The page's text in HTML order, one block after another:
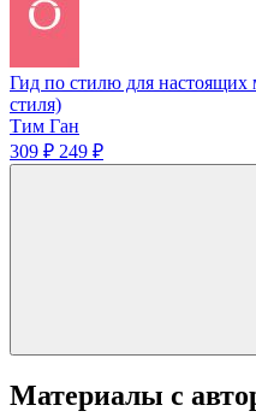
Гид по стилю для
стиля)
Тим Ган
309 ₽ 249 ₽
Материалы с